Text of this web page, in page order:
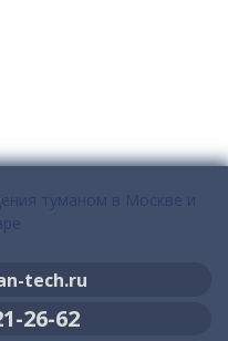
tech.ru
26-62